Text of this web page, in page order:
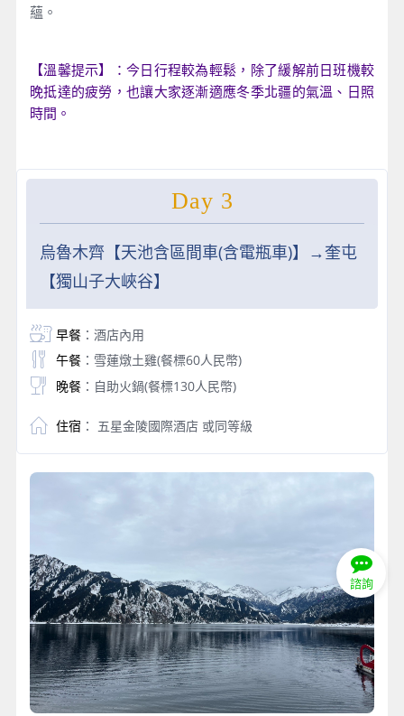
蘊。
【溫馨提示】：今日行程較為輕鬆，除了緩解前日班機較
晚抵達的疲勞，也讓大家逐漸適應冬季北疆的氣溫、日照
時間。
Day 3
烏魯木齊【天池含區間車(含電瓶車)】→奎屯
【獨山子大峽谷】
早餐：酒店內用
午餐：雪蓮燉土雞(餐標60人民幣)
晚餐：自助火鍋(餐標130人民幣)
住宿 ： 五星金陵國際酒店 或同等級
諮詢